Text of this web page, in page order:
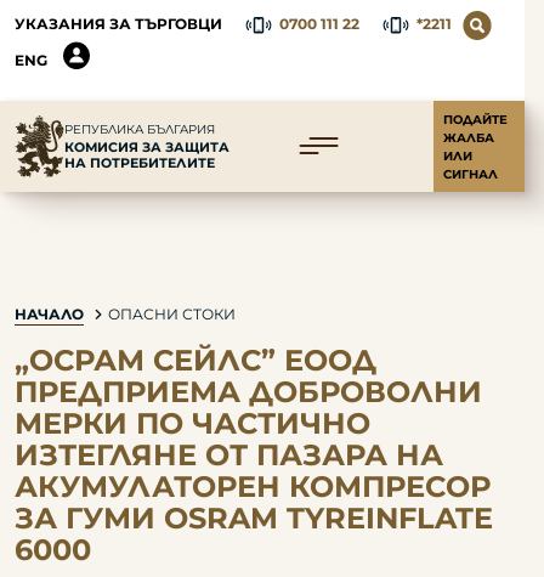
УКАЗАНИЯ ЗА ТЪРГОВЦИ 0700 111 22
*2211
ENG
РЕПУБЛИКА БЪЛГАРИЯ
КОМИСИЯ ЗА ЗАЩИТА
НА ПОТРЕБИТЕЛИТЕ
ПОДАЙТЕ
ЖАЛБА
ИЛИ
СИГНАЛ
НАЧАЛО ОПАСНИ СТОКИ
„ОСРАМ СЕЙЛС” ЕООД
ПРЕДПРИЕМА ДОБРОВОЛНИ
МЕРКИ ПО ЧАСТИЧНО
ИЗТЕГЛЯНЕ ОТ ПАЗАРА НА
АКУМУЛАТОРЕН КОМПРЕСОР
ЗА ГУМИ OSRAM TYREINFLATE
6000